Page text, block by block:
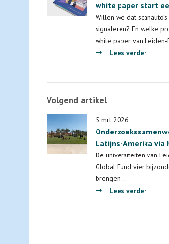
die
elke
slimme
stad
white paper start
Willen we dat
signaleren? En welke
white paper van
Lees verder
–
deze
Volgend artikel
5 mrt 2026
Latijns-Amerika via
De universiteiten van
Global Fund vier
brengen…
Lees verder